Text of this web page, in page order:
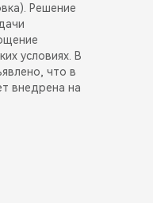
Решение
условиях. В
что в
внедрена на